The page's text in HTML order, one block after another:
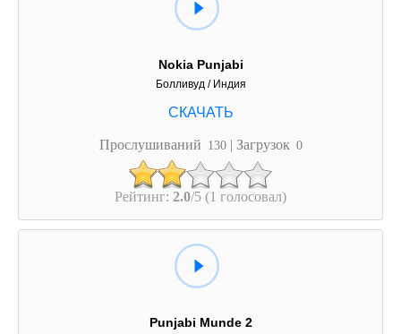
Nokia Punjabi
Болливуд / Индия
Прослушиваний 130 | Загрузок 0
Рейтинг: 2.0/5 (1 голосовал)
Punjabi Munde 2